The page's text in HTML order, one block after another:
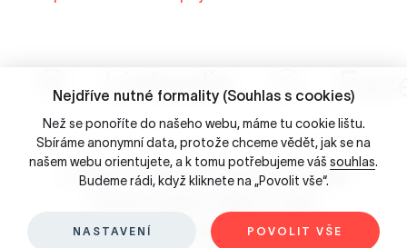
Linkedin
☺ 2026 Porta Design - Brno, Česká republika
Slovníček pojmů
Nejdříve nutné formality (Souhlas s cookies)
Než se ponoříte do našeho webu, máme tu cookie lištu.
Sbíráme anonymní data, protože chceme vědět, jak se na
našem webu orientujete, a k tomu potřebujeme váš souhlas.
Budeme rádi, když kliknete na „Povolit vše“.
POVOLIT VŠE
NASTAVENÍ